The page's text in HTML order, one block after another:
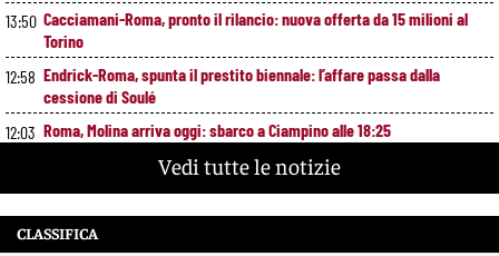
13:50 Cacciamani-Roma, pronto il rilancio: nuova offerta da 15 milioni al
Torino
12:58 Endrick-Roma, spunta il prestito biennale: l’affare passa dalla
cessione di Soulé
12:03 Roma, Molina arriva oggi: sbarco a Ciampino alle 18:25
Wesley chiama Endrick alla Roma: “Se arrivasse sarei molto felice”
formula con il Porto
Vedi tutte le notizie
CLASSIFICA